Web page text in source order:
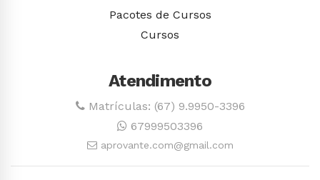
Pacotes de Cursos
Cursos
Atendimento
Matrículas: (67) 9.9950-3396
67999503396
aprovante.com@gmail.com